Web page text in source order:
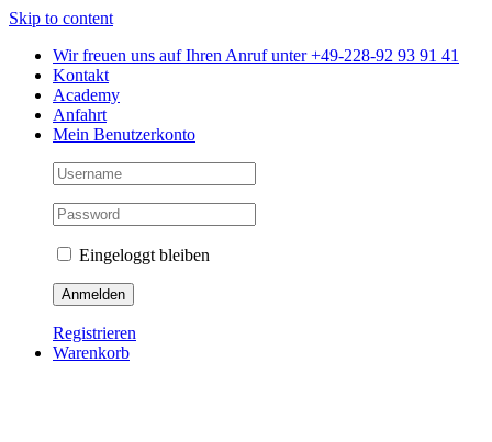
Skip to content
Wir freuen uns auf Ihren Anruf unter +49-228-92 93 91 41
Kontakt
Academy
Anfahrt
Mein Benutzerkonto
Eingeloggt bleiben
Registrieren
Warenkorb